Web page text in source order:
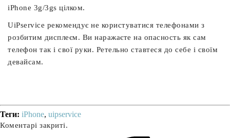
iPhone 3g/3gs цілком.
UiPservice рекомендує не користуватися телефонами з
розбитим дисплеєм. Ви наражаєте на опасность як сам
телефон так і свої руки. Ретельно ставтеся до себе і своїм
девайсам.
Теги: iPhone, uipservice
Коментарі закриті.